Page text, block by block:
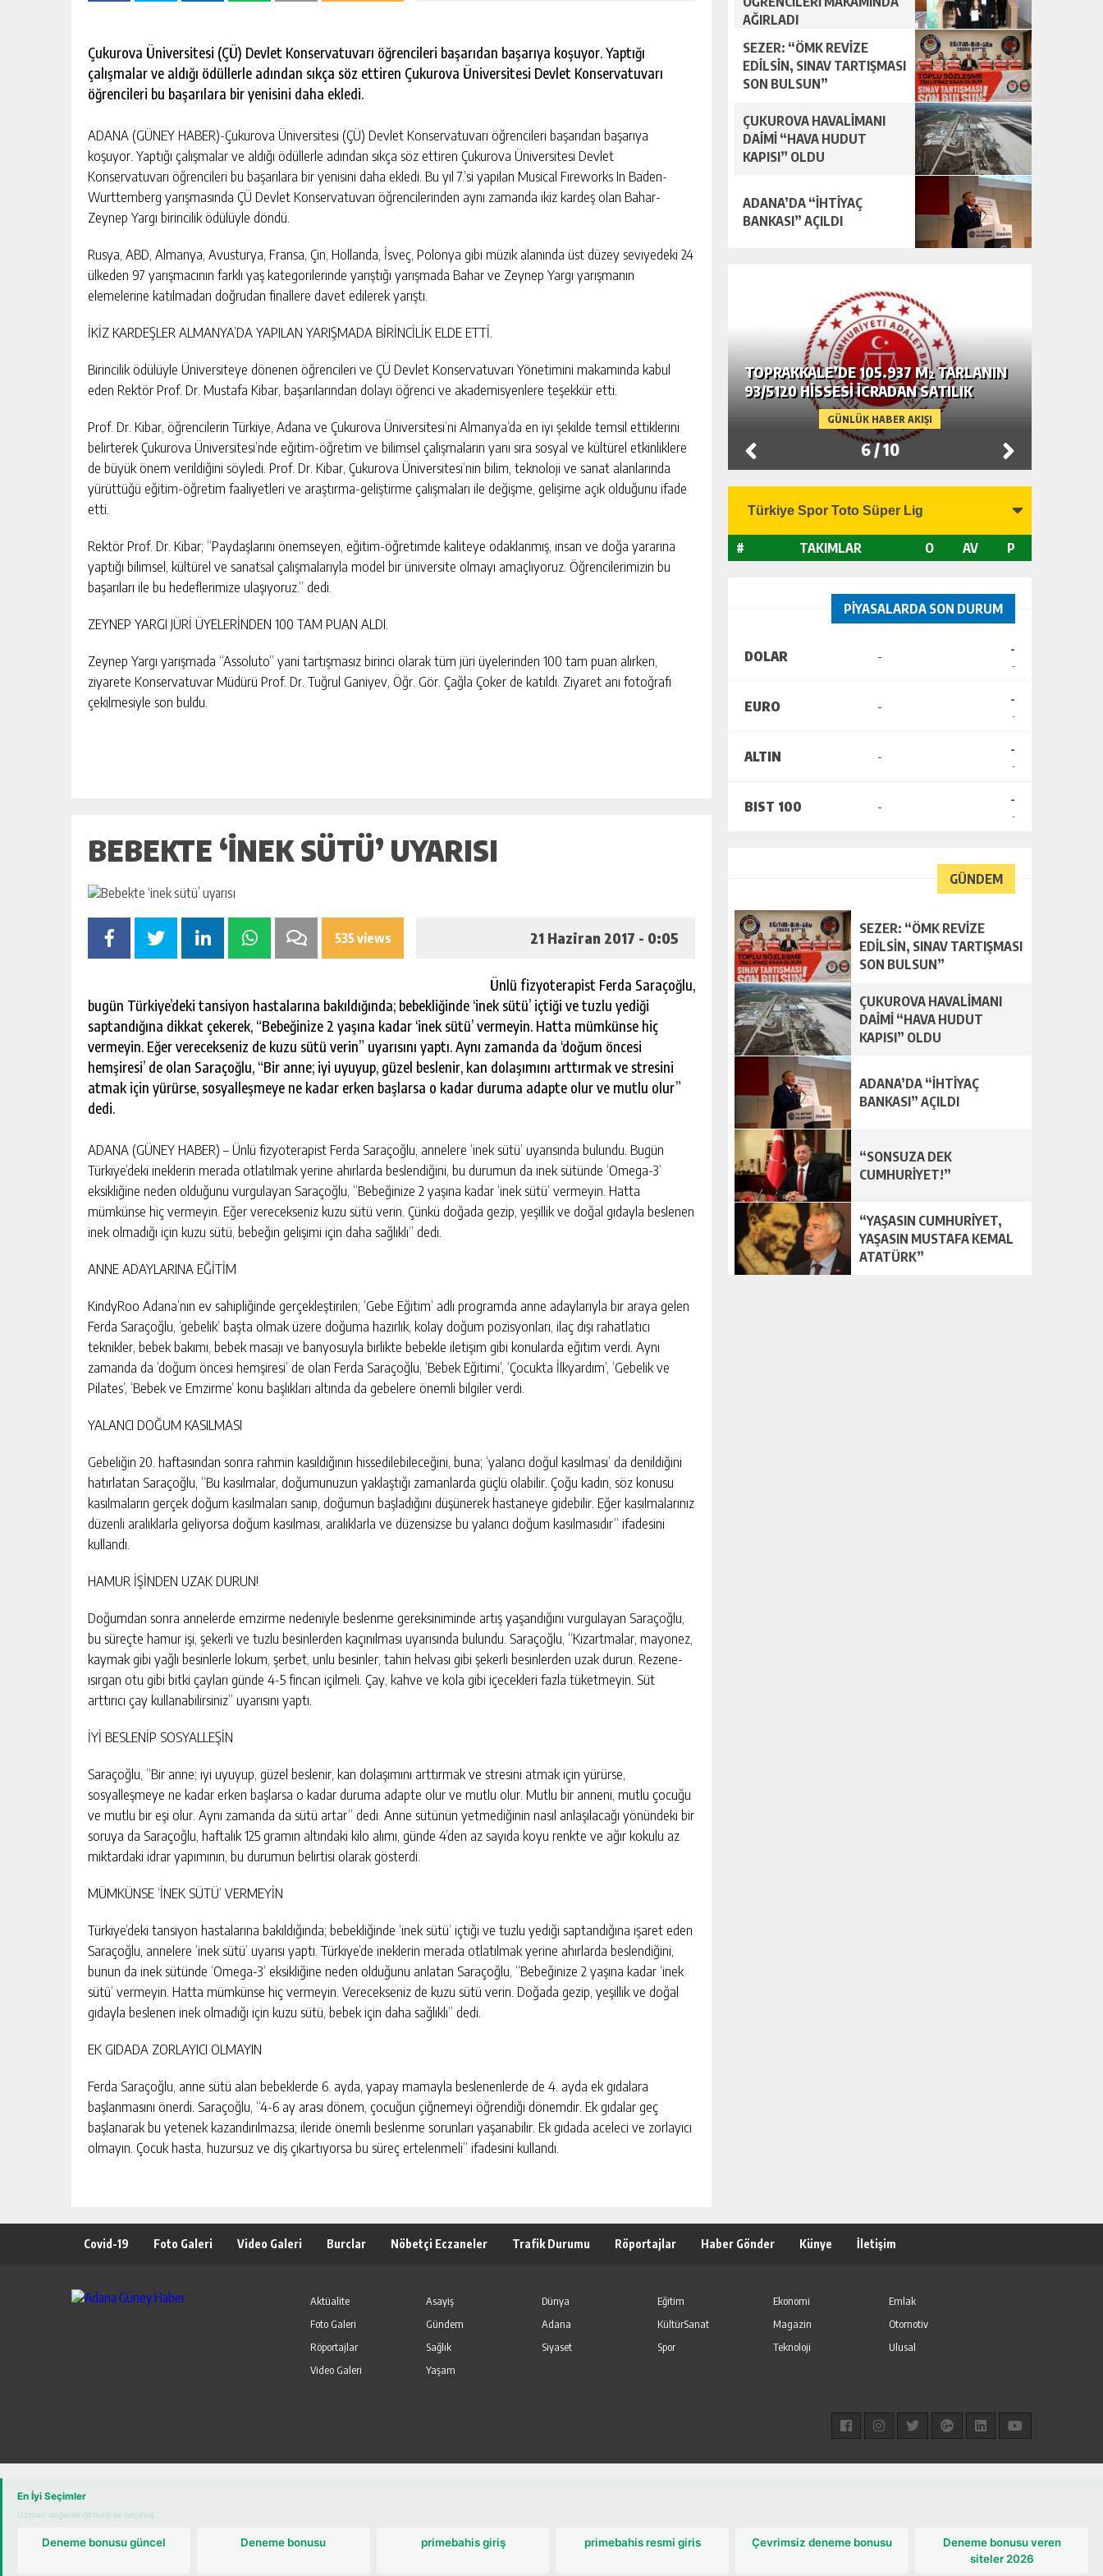
Çukurova Üniversitesi (ÇÜ) Devlet Konservatuvarı öğrencileri başarıdan başarıya koşuyor. Yaptığı
çalışmalar ve aldığı ödüllerle adından sıkça söz ettiren Çukurova Üniversitesi Devlet Konservatuvarı
öğrencileri bu başarılara bir yenisini daha ekledi.
ADANA (GÜNEY HABER)-Çukurova Üniversitesi (ÇÜ) Devlet Konservatuvarı öğrencileri başarıdan başarıya
koşuyor. Yaptığı çalışmalar ve aldığı ödüllerle adından sıkça söz ettiren Çukurova Üniversitesi Devlet
Konservatuvarı öğrencileri bu başarılara bir yenisini daha ekledi. Bu yıl 7.’si yapılan Musical Fıreworks In Baden-
Wurttemberg yarışmasında ÇÜ Devlet Konservatuvarı öğrencilerinden aynı zamanda ikiz kardeş olan Bahar-
Zeynep Yargı birincilik ödülüyle döndü.
Rusya, ABD, Almanya, Avusturya, Fransa, Çin, Hollanda, İsveç, Polonya gibi müzik alanında üst düzey seviyedeki 24
ülkeden 97 yarışmacının farklı yaş kategorilerinde yarıştığı yarışmada Bahar ve Zeynep Yargı yarışmanın
elemelerine katılmadan doğrudan finallere davet edilerek yarıştı.
İKİZ KARDEŞLER ALMANYA’DA YAPILAN YARIŞMADA BİRİNCİLİK ELDE ETTİ.
Birincilik ödülüyle Üniversiteye dönenen öğrencileri ve ÇÜ Devlet Konservatuvarı Yönetimini makamında kabul
eden Rektör Prof. Dr. Mustafa Kibar, başarılarından dolayı öğrenci ve akademisyenlere teşekkür etti.
Prof. Dr. Kibar, öğrencilerin Türkiye, Adana ve Çukurova Üniversitesi’ni Almanya’da en iyi şekilde temsil ettiklerini
belirterek Çukurova Üniversitesi’nde eğitim-öğretim ve bilimsel çalışmaların yanı sıra sosyal ve kültürel etkinliklere
de büyük önem verildiğini söyledi. Prof. Dr. Kibar, Çukurova Üniversitesi’nin bilim, teknoloji ve sanat alanlarında
yürüttüğü eğitim-öğretim faaliyetleri ve araştırma-geliştirme çalışmaları ile değişme, gelişime açık olduğunu ifade
etti.
Rektör Prof. Dr. Kibar; “Paydaşlarını önemseyen, eğitim-öğretimde kaliteye odaklanmış, insan ve doğa yararına
yaptığı bilimsel, kültürel ve sanatsal çalışmalarıyla model bir üniversite olmayı amaçlıyoruz. Öğrencilerimizin bu
başarıları ile bu hedeflerimize ulaşıyoruz.” dedi.
ZEYNEP YARGI JÜRİ ÜYELERİNDEN 100 TAM PUAN ALDI.
Zeynep Yargı yarışmada “Assoluto” yani tartışmasız birinci olarak tüm jüri üyelerinden 100 tam puan alırken,
ziyarete Konservatuvar Müdürü Prof. Dr. Tuğrul Ganiyev, Öğr. Gör. Çağla Çoker de katıldı. Ziyaret anı fotoğrafı
çekilmesiyle son buldu.
BEBEKTE ‘INEK SÜTÜ’ UYARISI
535 views 21 Haziran 2017 - 0:05
Ünlü fizyoterapist Ferda Saraçoğlu,
bugün Türkiye’deki tansiyon hastalarına bakıldığında; bebekliğinde ‘inek sütü’ içtiği ve tuzlu yediği
saptandığına dikkat çekerek, “Bebeğinize 2 yaşına kadar ‘inek sütü’ vermeyin. Hatta mümkünse hiç
vermeyin. Eğer verecekseniz de kuzu sütü verin” uyarısını yaptı. Aynı zamanda da ‘doğum öncesi
hemşiresi’ de olan Saraçoğlu, “Bir anne; iyi uyuyup, güzel beslenir, kan dolaşımını arttırmak ve stresini
atmak için yürürse, sosyalleşmeye ne kadar erken başlarsa o kadar duruma adapte olur ve mutlu olur”
dedi.
ADANA (GÜNEY HABER) – Ünlü fizyoterapist Ferda Saraçoğlu, annelere ‘inek sütü’ uyarısında bulundu. Bugün
Türkiye’deki ineklerin merada otlatılmak yerine ahırlarda beslendiğini, bu durumun da inek sütünde ‘Omega-3’
eksikliğine neden olduğunu vurgulayan Saraçoğlu, “Bebeğinize 2 yaşına kadar ‘inek sütü’ vermeyin. Hatta
mümkünse hiç vermeyin. Eğer verecekseniz kuzu sütü verin. Çünkü doğada gezip, yeşillik ve doğal gıdayla beslenen
inek olmadığı için kuzu sütü, bebeğin gelişimi için daha sağlıklı” dedi.
ANNE ADAYLARINA EĞİTİM
KindyRoo Adana’nın ev sahipliğinde gerçekleştirilen; ‘Gebe Eğitim’ adlı programda anne adaylarıyla bir araya gelen
Ferda Saraçoğlu, ‘gebelik’ başta olmak üzere doğuma hazırlık, kolay doğum pozisyonları, ilaç dışı rahatlatıcı
teknikler, bebek bakımı, bebek masajı ve banyosuyla birlikte bebekle iletişim gibi konularda eğitim verdi. Aynı
zamanda da ‘doğum öncesi hemşiresi’ de olan Ferda Saraçoğlu, ‘Bebek Eğitimi’, ‘Çocukta İlkyardım’, ‘Gebelik ve
Pilates’, ‘Bebek ve Emzirme’ konu başlıkları altında da gebelere önemli bilgiler verdi.
YALANCI DOĞUM KASILMASI
Gebeliğin 20. haftasından sonra rahmin kasıldığının hissedilebileceğini, buna; ‘yalancı doğul kasılması’ da denildiğini
hatırlatan Saraçoğlu, “Bu kasılmalar, doğumunuzun yaklaştığı zamanlarda güçlü olabilir. Çoğu kadın, söz konusu
kasılmaların gerçek doğum kasılmaları sanıp, doğumun başladığını düşünerek hastaneye gidebilir. Eğer kasılmalarınız
düzenli aralıklarla geliyorsa doğum kasılması, aralıklarla ve düzensizse bu yalancı doğum kasılmasıdır” ifadesini
kullandı.
HAMUR İŞİNDEN UZAK DURUN!
Doğumdan sonra annelerde emzirme nedeniyle beslenme gereksiniminde artış yaşandığını vurgulayan Saraçoğlu,
bu süreçte hamur işi, şekerli ve tuzlu besinlerden kaçınılması uyarısında bulundu. Saraçoğlu, “Kızartmalar, mayonez,
kaymak gibi yağlı besinlerle lokum, şerbet, unlu besinler, tahin helvası gibi şekerli besinlerden uzak durun. Rezene-
ısırgan otu gibi bitki çayları günde 4-5 fincan içilmeli. Çay, kahve ve kola gibi içecekleri fazla tüketmeyin. Süt
arttırıcı çay kullanabilirsiniz” uyarısını yaptı.
İYİ BESLENİP SOSYALLEŞİN
Saraçoğlu, “Bir anne; iyi uyuyup, güzel beslenir, kan dolaşımını arttırmak ve stresini atmak için yürürse,
sosyalleşmeye ne kadar erken başlarsa o kadar duruma adapte olur ve mutlu olur. Mutlu bir anneni, mutlu çocuğu
ve mutlu bir eşi olur. Aynı zamanda da sütü artar” dedi. Anne sütünün yetmediğinin nasıl anlaşılacağı yönündeki bir
soruya da Saraçoğlu, haftalık 125 gramın altındaki kilo alımı, günde 4’den az sayıda koyu renkte ve ağır kokulu az
miktardaki idrar yapımının, bu durumun belirtisi olarak gösterdi.
MÜMKÜNSE ‘İNEK SÜTÜ’ VERMEYİN
Türkiye’deki tansiyon hastalarına bakıldığında; bebekliğinde ‘inek sütü’ içtiği ve tuzlu yediği saptandığına işaret eden
Saraçoğlu, annelere ‘inek sütü’ uyarısı yaptı. Türkiye’de ineklerin merada otlatılmak yerine ahırlarda beslendiğini,
bunun da inek sütünde ‘Omega-3’ eksikliğine neden olduğunu anlatan Saraçoğlu, “Bebeğinize 2 yaşına kadar ‘inek
sütü’ vermeyin. Hatta mümkünse hiç vermeyin. Verecekseniz de kuzu sütü verin. Doğada gezip, yeşillik ve doğal
gıdayla beslenen inek olmadığı için kuzu sütü, bebek için daha sağlıklı” dedi.
EK GIDADA ZORLAYICI OLMAYIN
Ferda Saraçoğlu, anne sütü alan bebeklerde 6. ayda, yapay mamayla beslenenlerde de 4. ayda ek gıdalara
başlanmasını önerdi. Saraçoğlu, “4-6 ay arası dönem, çocuğun çiğnemeyi öğrendiği dönemdir. Ek gıdalar geç
başlanarak bu yetenek kazandırılmazsa; ileride önemli beslenme sorunları yaşanabilir. Ek gıdada aceleci ve zorlayıcı
olmayın. Çocuk hasta, huzursuz ve diş çıkartıyorsa bu süreç ertelenmeli” ifadesini kullandı.
AĞIRLADI
SEZER: “ÖMK REVİZE
EDİLSİN, SINAV TARTIŞMASI
SON BULSUN”
ÇUKUROVA HAVALİMANI
DAİMİ “HAVA HUDUT
KAPISI” OLDU
ADANA’DA “İHTİYAÇ
BANKASI” AÇILDI
İCRADAN
GÜNLÜK HABER AKIŞI
BAHÇE’DE 2 KATLI BİNA MAHKEMEDEN
SATILIK
GÜNLÜK HABER AKIŞI
DÜZİÇİ’NDE KARGİR EV VE ARSASI
İCRADAN SATILIK
GÜNLÜK HABER AKIŞI
TOPRAKKALE’DE 105.937 M² TARLANIN
93/5120 HİSSESİ İCRADAN SATILIK
6/10
# TAKIMLAR O AV P
PİYASALARDA SON DURUM
DOLAR - -
-
EURO - -
-
ALTIN - -
-
BIST 100 - -
-
GÜNDEM
SEZER: “ÖMK REVİZE
EDİLSİN, SINAV TARTIŞMASI
SON BULSUN”
ÇUKUROVA HAVALİMANI
DAİMİ “HAVA HUDUT
KAPISI” OLDU
ADANA’DA “İHTİYAÇ
BANKASI” AÇILDI
“SONSUZA DEK
CUMHURİYET!”
“YAŞASIN CUMHURİYET,
YAŞASIN MUSTAFA KEMAL
ATATÜRK”
Covid-19 Foto Galeri Video Galeri Burclar Nöbetçi Eczaneler Trafik Durumu Röportajlar Haber Gönder Künye İletişim
Aktüalite Asayiş Dünya Eğitim Ekonomi
Emlak
Foto Galeri
Gündem Adana KültürSanat Magazin
Otomotiv
Röportajlar
Sağlık Siyaset Spor Teknoloji
Ulusal
Video Galeri
Yaşam
En İyi Seçimler
Uzman değerlendirmesi ile seçilmiş
Deneme bonusu güncel Deneme bonusu primebahis giriş primebahis resmi giris Çevrimsiz deneme bonusu
Deneme bonusu veren
siteler 2026